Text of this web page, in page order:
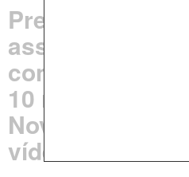
Prefeito Ulisses
assina ordem
construção do
10 ruas da
Nova
vídeos